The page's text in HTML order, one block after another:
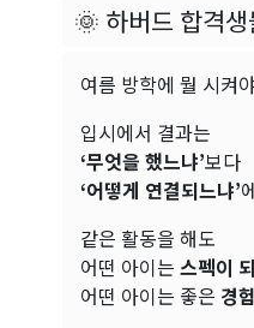
🌞 하버드 합격
여름 방학에 뭘 시켜
입시에서 결과는
‘무엇을 했느냐’보다
‘어떻게 연결되느냐’
같은 활동을 해도
어떤 아이는 스펙이
어떤 아이는 좋은 경